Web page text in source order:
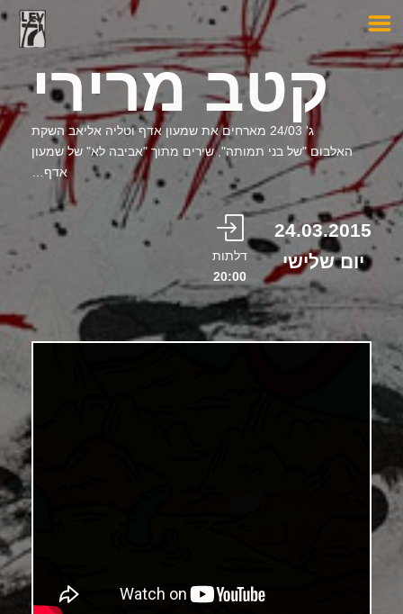
קטב מרירי
ג' 24/03 מארחים את שמעון אדף וטליה אליאב השקת
האלבום "של בני תמותה", שירים מתוך "אביבה לא" של שמעון
אדף…
24.03.2015
יום שלישי
דלתות
20:00